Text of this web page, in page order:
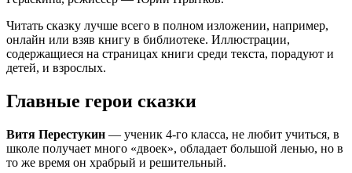
Читать сказку лучше всего в полном изложении, например,
онлайн или взяв книгу в библиотеке. Иллюстрации,
содержащиеся на страницах книги среди текста, порадуют и
детей, и взрослых.
Главные герои сказки
Витя Перестукин — ученик 4-го класса, не любит учиться, в
школе получает много «двоек», обладает большой ленью, но в
то же время он храбрый и решительный.